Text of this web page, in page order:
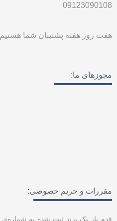
09123090108
هفت روز هفته پشتیبان شما هستیم
مجوزهای ما:
مقررات و حریم خصوصی: